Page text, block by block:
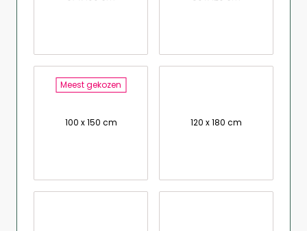
Meest gekozen
100 x 150 cm 120 x 180 cm